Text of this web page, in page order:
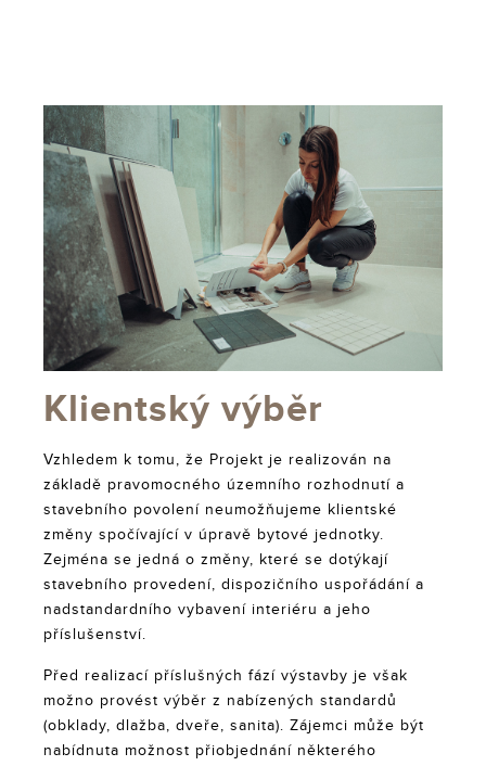
Klientský výběr
Vzhledem k tomu, že Projekt je realizován na
základě pravomocného územního rozhodnutí a
stavebního povolení neumožňujeme klientské
změny spočívající v úpravě bytové jednotky.
Zejména se jedná o změny, které se dotýkají
stavebního provedení, dispozičního uspořádání a
nadstandardního vybavení interiéru a jeho
příslušenství.
Před realizací příslušných fází výstavby je však
možno provést výběr z nabízených standardů
(obklady, dlažba, dveře, sanita). Zájemci může být
nabídnuta možnost přiobjednání některého